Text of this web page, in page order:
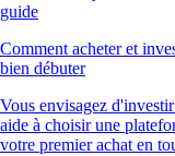
Comment acheter et
bien débuter
Vous envisagez
aide à choisir une
votre premier achat en